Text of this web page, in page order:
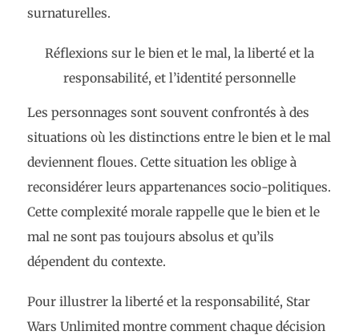
surnaturelles.
Réflexions sur le bien et le mal, la liberté et la
responsabilité, et l’identité personnelle
Les personnages sont souvent confrontés à des
situations où les distinctions entre le bien et le mal
deviennent floues. Cette situation les oblige à
reconsidérer leurs appartenances socio-politiques.
Cette complexité morale rappelle que le bien et le
mal ne sont pas toujours absolus et qu’ils
dépendent du contexte.
Pour illustrer la liberté et la responsabilité, Star
Wars Unlimited montre comment chaque décision